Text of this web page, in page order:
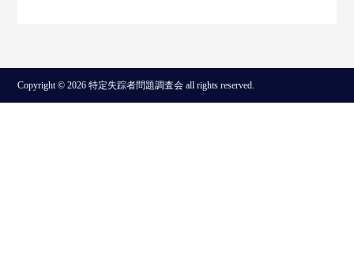
Copyright © 2026 特定失踪者問題調査会 all rights reserved.